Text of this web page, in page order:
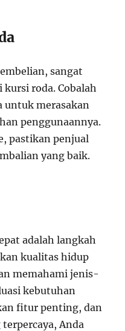
sangat
roda. Cobalah
untuk merasakan
penggunaannya.
pastikan penjual
yang baik.
adalah langkah
kualitas hidup
memahami jenis-
kebutuhan
fitur penting, dan
Anda